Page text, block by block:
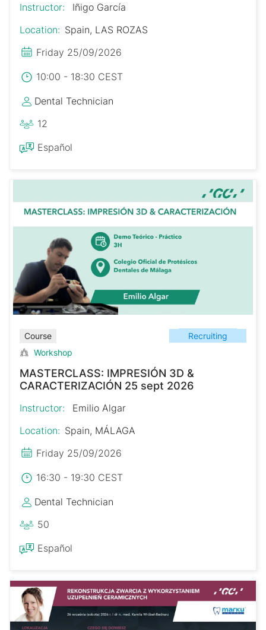
Instructor:
Iñigo García
Location: Spain, LAS ROZAS
Friday 25/09/2026
10:00 - 18:30 CEST
Dental Technician
12
Español
Course
Recruiting
Workshop
MASTERCLASS: IMPRESIÓN 3D &
CARACTERIZACIÓN 25 sept 2026
Instructor:
Emilio Algar
Location: Spain, MÁLAGA
Friday 25/09/2026
16:30 - 19:30 CEST
Dental Technician
50
Español